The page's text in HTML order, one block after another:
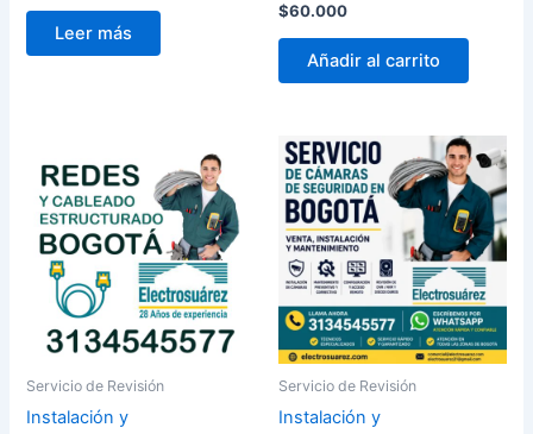
Leer más
$60.000
Añadir al carrito
Servicio de Revisión
Instalación y
Servicio de Revisión
Instalación y